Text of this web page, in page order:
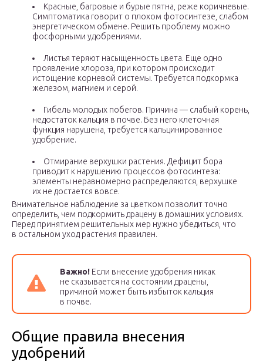
Красные, багровые и бурые пятна, реже коричневые.
Симптоматика говорит о плохом фотосинтезе, слабом
энергетическом обмене. Решить проблему можно
фосфорными удобрениями.
Листья теряют насыщенность цвета. Еще одно
проявление хлороза, при котором происходит
истощение корневой системы. Требуется подкормка
железом, магнием и серой.
Гибель молодых побегов. Причина — слабый корень,
недостаток кальция в почве. Без него клеточная
функция нарушена, требуется кальцинированное
удобрение.
Отмирание верхушки растения. Дефицит бора
приводит к нарушению процессов фотосинтеза:
элементы неравномерно распределяются, верхушке
их не достается вовсе.
Внимательное наблюдение за цветком позволит точно
определить, чем подкормить драцену в домашних условиях.
Перед принятием решительных мер нужно убедиться, что
в остальном уход растения правилен.
Важно! Если внесение удобрения никак
не сказывается на состоянии драцены,
причиной может быть избыток кальция
в почве.
Общие правила внесения
удобрений